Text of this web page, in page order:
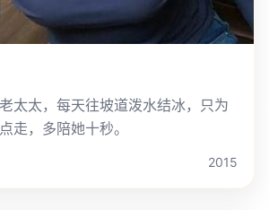
太太，每天往坡道泼水结冰，只为
走，多陪她十秒。
2015